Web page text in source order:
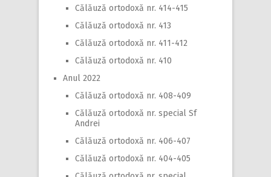
Călăuză ortodoxă nr. 414-415
Călăuză ortodoxă nr. 413
Călăuză ortodoxă nr. 411-412
Călăuză ortodoxă nr. 410
Anul 2022
Călăuză ortodoxă nr. 408-409
Călăuză ortodoxă nr. special Sf
Andrei
Călăuză ortodoxă nr. 406-407
Călăuză ortodoxă nr. 404-405